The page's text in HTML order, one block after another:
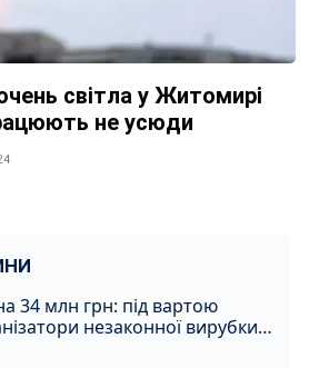
світла у Житомирі
не усюди
34 млн грн: під вартою
незаконної вирубки